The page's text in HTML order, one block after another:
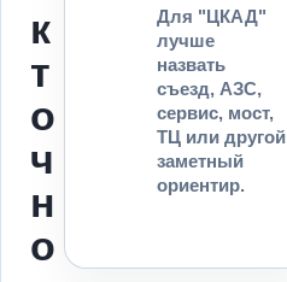
к
т
о
ч
н
о
Для "ЦКАД"
лучше
назвать
съезд, АЗС,
сервис, мост,
ТЦ или другой
заметный
ориентир.